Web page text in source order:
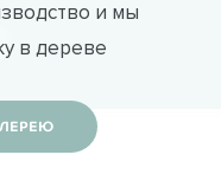
и мы
в дереве